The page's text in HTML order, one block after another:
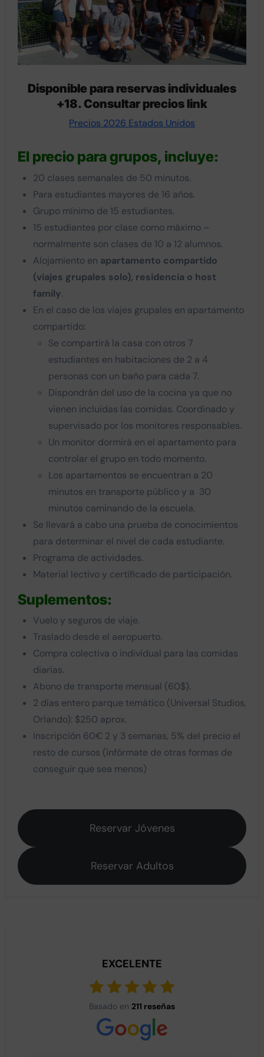
Disponible para reservas individuales
+18. Consultar precios link
Precios 2026 Estados Unidos
El precio para grupos, incluye:
20 clases semanales de 50 minutos.
Para estudiantes mayores de 16 años.
Grupo mínimo de 15 estudiantes.
15 estudiantes por clase como máximo –
normalmente son clases de 10 a 12 alumnos.
Alojamiento en apartamento compartido
(viajes grupales solo), residencia o host
family.
En el caso de los viajes grupales en apartamento
compartido:
Se compartirá la casa con otros 7
estudiantes en habitaciones de 2 a 4
personas con un baño para cada 7.
Dispondrán del uso de la cocina ya que no
vienen incluidas las comidas. Coordinado y
supervisado por los monitores responsables.
Un monitor dormirá en el apartamento para
controlar el grupo en todo momento.
Los apartamentos se encuentran a 20
minutos en transporte público y a 30
minutos caminando de la escuela.
Se llevará a cabo una prueba de conocimientos
para determinar el nivel de cada estudiante.
Programa de actividades.
Material lectivo y certificado de participación.
Suplementos:
Vuelo y seguros de viaje.
Traslado desde el aeropuerto.
Compra colectiva o individual para las comidas
diarias.
Abono de transporte mensual (60$).
2 días entero parque temático (Universal Studios,
Orlando): $250 aprox.
Inscripción 60€ 2 y 3 semanas, 5% del precio el
resto de cursos (infórmate de otras formas de
conseguir que sea menos)
Reservar Jóvenes
Reservar Adultos
EXCELENTE
Basado en 211 reseñas